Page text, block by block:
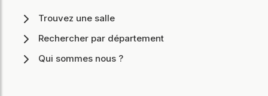
Trouvez une salle
Rechercher par département
Qui sommes nous ?